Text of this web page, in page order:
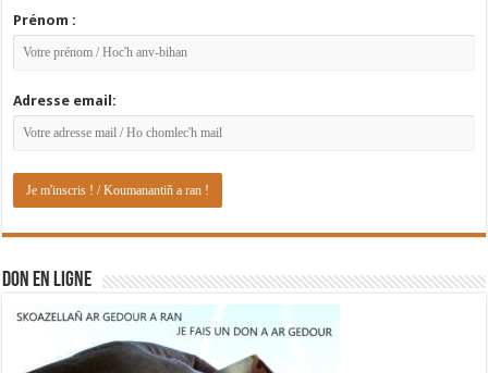
Prénom :
Adresse email:
DON EN LIGNE